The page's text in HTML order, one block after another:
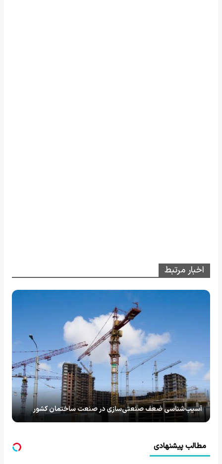
اخبار مرتبط
آسیب‌شناسی ضعف صنعتی‌سازی در صنعت ساختمان کشور
مطالب پیشنهادی